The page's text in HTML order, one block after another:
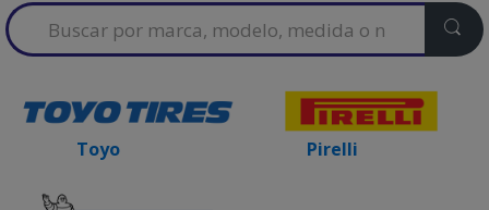
Search
for:
Toyo Pirelli